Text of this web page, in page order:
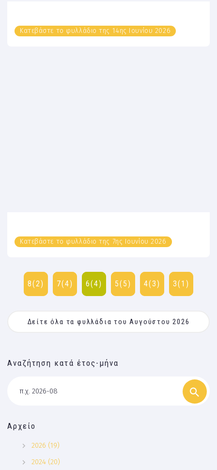
Κατεβάστε το φυλλάδιο της 14ης Ιουνίου 2026
Κατεβάστε το φυλλάδιο της 7ης Ιουνίου 2026
8(2) 7(4) 6(4) 5(5) 4(3) 3(1)
Δείτε όλα τα φυλλάδια του Αυγούστου 2026
Αναζήτηση κατά έτος-μήνα
π.χ. 2026-08
Αρχείο
2026 (19)
2024 (20)